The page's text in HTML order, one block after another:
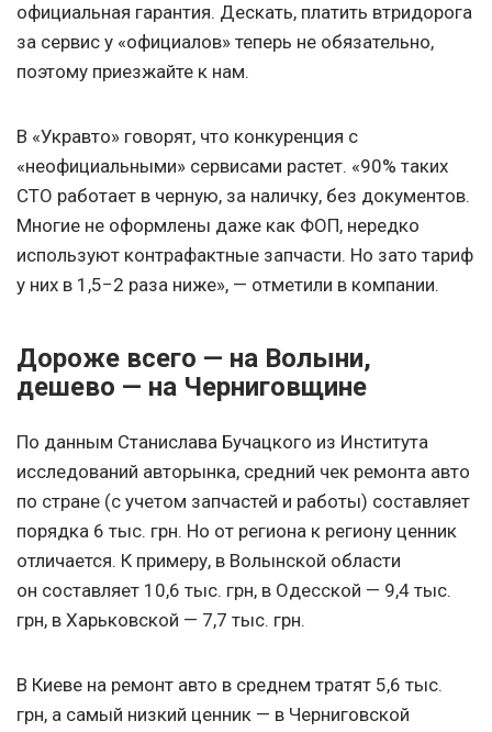
официальная гарантия. Дескать, платить втридорога
за сервис у «официалов» теперь не обязательно,
поэтому приезжайте к нам.
В «Укравто» говорят, что конкуренция с
«неофициальными» сервисами растет. «90% таких
СТО работает в черную, за наличку, без документов.
Многие не оформлены даже как ФОП, нередко
используют контрафактные запчасти. Но зато тариф
у них в 1,5−2 раза ниже», — отметили в компании.
Дороже всего — на Волыни,
дешево — на Черниговщине
По данным Станислава Бучацкого из Института
исследований авторынка, средний чек ремонта авто
по стране (с учетом запчастей и работы) составляет
порядка 6 тыс. грн. Но от региона к региону ценник
отличается. К примеру, в Волынской области
он составляет 10,6 тыс. грн, в Одесской — 9,4 тыс.
грн, в Харьковской — 7,7 тыс. грн.
В Киеве на ремонт авто в среднем тратят 5,6 тыс.
грн, а самый низкий ценник — в Черниговской